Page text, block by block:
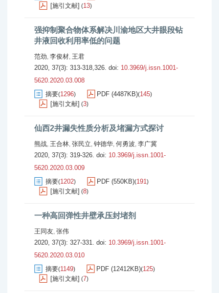
[施引文献] (13)
强抑制聚合物体系解决川渝地区大井眼段钻
井液回收利用率低的问题
范劲, 李俊材, 王君
2020, 37(3): 313-318,326. doi: 10.3969/j.issn.1001-
5620.2020.03.008
摘要(1296) PDF (4487KB)(145)
[施引文献] (3)
仙西2井漏失性质分析及堵漏方式探讨
熊战, 王合林, 张民立, 钟德华, 何勇波, 李广冀
2020, 37(3): 319-326. doi: 10.3969/j.issn.1001-
5620.2020.03.009
摘要(1202) PDF (550KB)(191)
[施引文献] (8)
一种高回弹性井壁承压封堵剂
王同友, 张伟
2020, 37(3): 327-331. doi: 10.3969/j.issn.1001-
5620.2020.03.010
摘要(1149) PDF (12412KB)(125)
[施引文献] (7)